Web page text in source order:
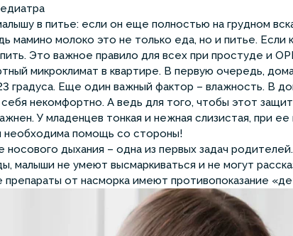
в питье: если он еще полностью на грудном
мамино молоко это не только еда, но и питье. Если
Это важное правило для всех при простуде и
микроклимат в квартире. В первую очередь,
градуса. Еще один важный фактор – влажность. В
некомфортно. А ведь для того, чтобы этот
У младенцев тонкая и нежная слизистая, при
необходима помощь со стороны!
носового дыхания – одна из первых задач
малыши не умеют высмаркиваться и не могут
препараты от насморка имеют противопоказание